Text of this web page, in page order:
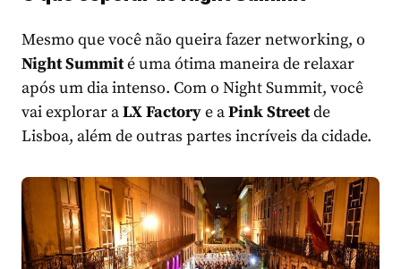
Mesmo que você não queira fazer networking, o
Night Summité uma ótima maneira de relaxar
após um dia intenso. Com o Night Summit, você
vai explorar aLX Factorye aPink Streetde
Lisboa, além de outras partes incríveis da cidade.